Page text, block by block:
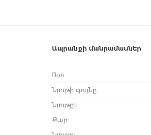
Ապրանքի մանրամասներ
Пол:
Նյութի գույնը:
Նյութը1:
Քար: